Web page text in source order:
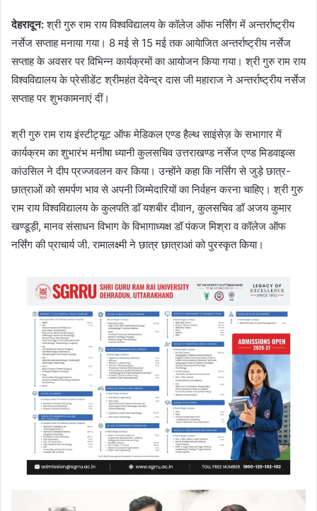
देहरादून:श्री गुरु राम राय विश्वविद्यालय के कॉलेज ऑफ नर्सिंग में अन्तर्राष्ट्रीय
नर्सेज सप्ताह मनाया गया। 8 मई से 15 मई तक आयेाजित अन्तर्राष्ट्रीय नर्सेज
सप्ताह के अवसर पर विभिन्न कार्यक्रमों का आयोजन किया गया। श्री गुरु राम राय
विश्वविद्यालय के प्रेसीडेंट श्रीमहंत देवेन्द्र दास जी महाराज ने अन्तर्राष्ट्रीय नर्सेज
सप्ताह पर शुभकामनाएं दीं।
श्री गुरु राम राय इंस्टीट्यूट ऑफ मेडिकल एण्ड हैल्थ साइंसेज़ के सभागार में
कार्यक्रम का शुभारंभ मनीषा ध्यानी कुलसचिव उत्तराखण्ड नर्सेज एण्ड मिडवाइव्स
कांउसिल ने दीप प्रज्जवलन कर किया। उन्होंने कहा कि नर्सिंग से जुड़े छात्र-
छात्राओं को समर्पण भाव से अपनी जिम्मेदारियों का निर्वहन करना चाहिए। श्री गुरु
राम राय विश्वविद्यालय के कुलपति डाॅ यशबीर दीवान, कुलसचिव डॉ अजय कुमार
खण्डूड़ी, मानव संसाधन विभाग के विभागाध्यक्ष डॉ पंकज मिश्रा व कॉलेज ऑफ
नर्सिंग की प्राचार्य जी. रामालक्ष्मी ने छात्र छात्राआं को पुरस्कृत किया।